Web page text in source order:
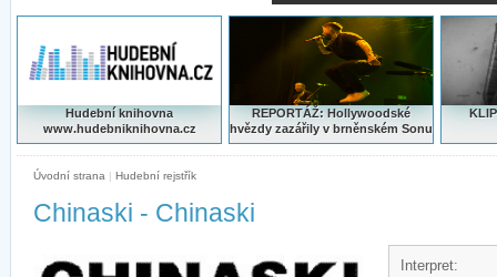
Hudební knihovna
www.hudebniknihovna.cz
REPORTÁŽ: Hollywoodské
hvězdy zazářily v brněnském Sonu
Úvodní strana | Hudební rejstřík
Chinaski - Chinaski
Interpret: